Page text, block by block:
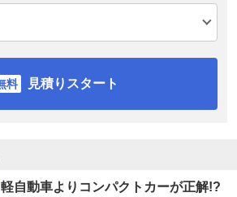
見積りスタート
軽自動車よりコンパクトカーが正解!?